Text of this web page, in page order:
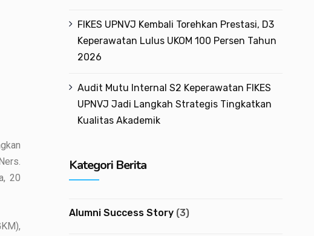
20
FIKES UPNVJ Kembali Torehkan Prestasi, D3
Keperawatan Lulus UKOM 100 Persen Tahun
2026
Audit Mutu Internal S2 Keperawatan FIKES
UPNVJ Jadi Langkah Strategis Tingkatkan
Kualitas Akademik
Kategori Berita
Alumni Success Story(3)